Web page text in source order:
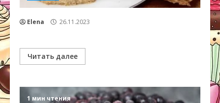
Elena 26.11.2023
Читать далее
1 мин чтения